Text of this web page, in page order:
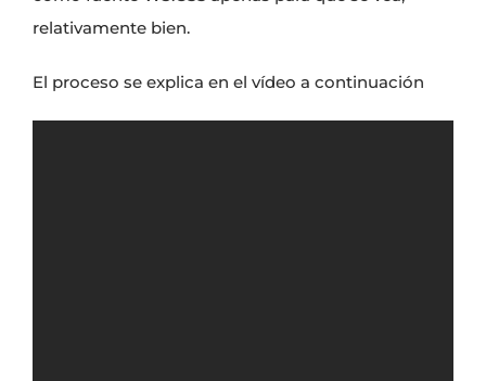
relativamente bien.
El proceso se explica en el vídeo a continuación